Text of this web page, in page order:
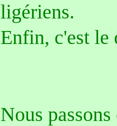
ligériens.
Enfin, c'est le
Nous